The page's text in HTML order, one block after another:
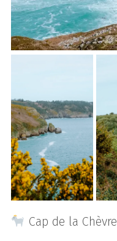
Cap de la Chèvre